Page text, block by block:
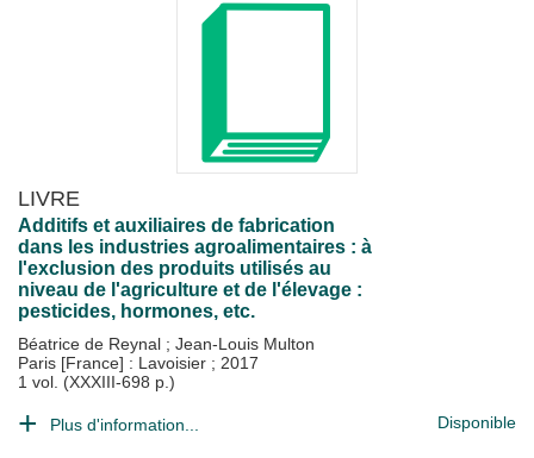
LIVRE
Additifs et auxiliaires de fabrication
dans les industries agroalimentaires : à
l'exclusion des produits utilisés au
niveau de l'agriculture et de l'élevage :
pesticides, hormones, etc.
Béatrice de Reynal ; Jean-Louis Multon
Paris [France] : Lavoisier ; 2017
1 vol. (XXXIII-698 p.)
Plus d'information... Disponible